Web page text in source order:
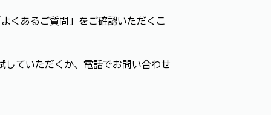
くあるご質問」をご確認いただくこ
ていただくか、電話でお問い合わせ